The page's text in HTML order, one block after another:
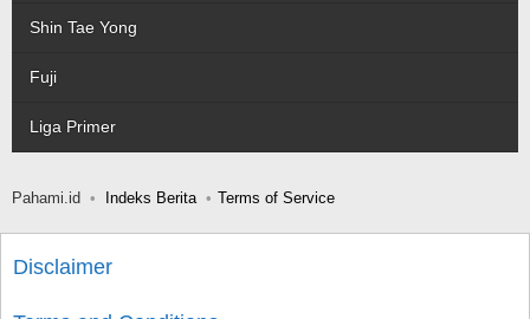
Shin Tae Yong
Fuji
Liga Primer
Pahami.id Indeks Berita Terms of Service
Disclaimer